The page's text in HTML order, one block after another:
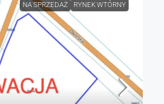
NA SPRZEDAŻ RYNEK WTÓRNY